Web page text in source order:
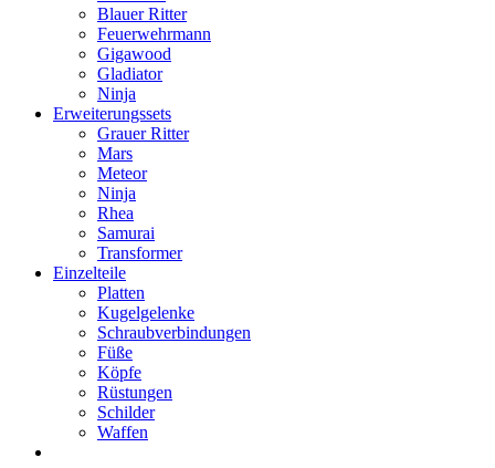
Blauer Ritter
Feuerwehrmann
Gigawood
Gladiator
Ninja
Erweiterungssets
Grauer Ritter
Mars
Meteor
Ninja
Rhea
Samurai
Transformer
Einzelteile
Platten
Kugelgelenke
Schraubverbindungen
Füße
Köpfe
Rüstungen
Schilder
Waffen